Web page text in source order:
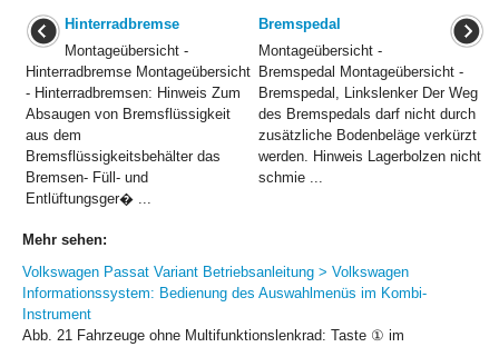
Hinterradbremse
Montageübersicht -
Hinterradbremse Montageübersicht
- Hinterradbremsen: Hinweis Zum
Absaugen von Bremsflüssigkeit
aus dem
Bremsflüssigkeitsbehälter das
Bremsen- Füll- und
Entlüftungsger� ...
Bremspedal
Montageübersicht -
Bremspedal Montageübersicht -
Bremspedal, Linkslenker Der Weg
des Bremspedals darf nicht durch
zusätzliche Bodenbeläge verkürzt
werden. Hinweis Lagerbolzen nicht
schmie ...
Mehr sehen:
Volkswagen Passat Variant Betriebsanleitung > Volkswagen
Informationssystem: Bedienung des Auswahlmenüs im Kombi-
Instrument
Abb. 21 Fahrzeuge ohne Multifunktionslenkrad: Taste ① im